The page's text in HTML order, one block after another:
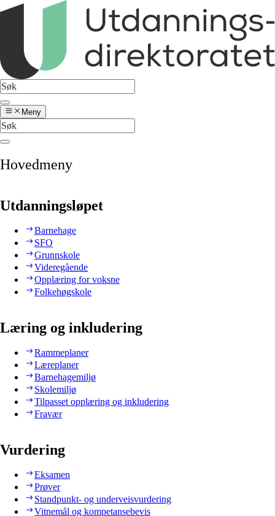
Meny
Hovedmeny
Utdanningsløpet
Barnehage
SFO
Grunnskole
Videregående
Opplæring for voksne
Folkehøgskole
Læring og inkludering
Rammeplaner
Læreplaner
Barnehagemiljø
Skolemiljø
Tilpasset opplæring og inkludering
Fravær
Vurdering
Eksamen
Prøver
Standpunkt- og underveisvurdering
Vitnemål og kompetansebevis